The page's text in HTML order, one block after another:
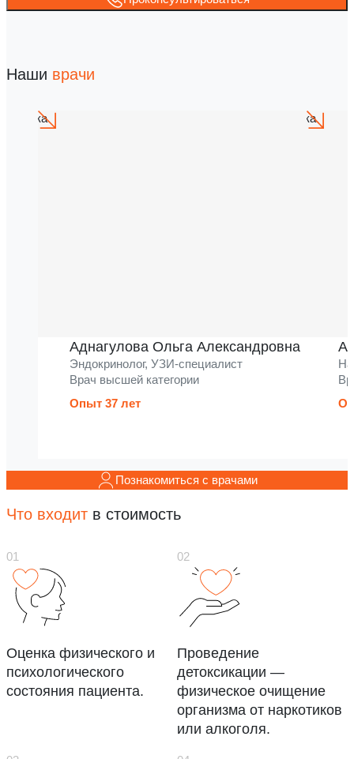
Наши врачи
Аднагулова Ольга Александровна
Эндокринолог, УЗИ-специалист
Врач высшей категории
Опыт 37 лет
Познакомиться с врачами
Что входит в стоимость
Оценка физического и
психологического
состояния пациента.
Проведение
детоксикации —
физическое очищение
организма от наркотиков
или алкоголя.